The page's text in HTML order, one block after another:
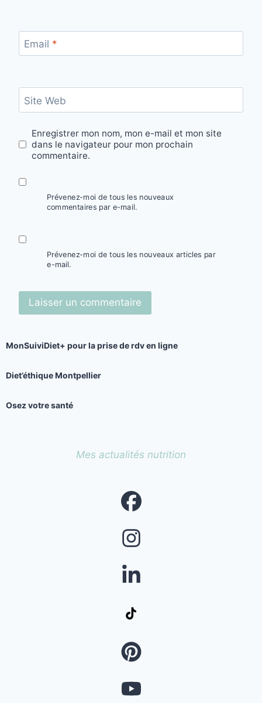
Email *
Site Web
Enregistrer mon nom, mon e-mail et mon site
dans le navigateur pour mon prochain
commentaire.
Prévenez-moi de tous les nouveaux
commentaires par e-mail.
Prévenez-moi de tous les nouveaux articles par
e-mail.
MonSuiviDiet+ pour la prise de rdv en ligne
Diet’éthique Montpellier
Osez votre santé
Mes actualités nutrition